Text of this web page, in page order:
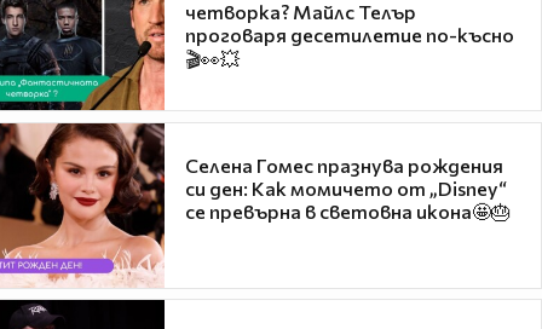
четворка? Майлс Телър
проговаря десетилетие по-късно
🎬👀💥
Селена Гомес празнува рождения
си ден: Как момичето от „Disney“
се превърна в световна икона🤩🎂